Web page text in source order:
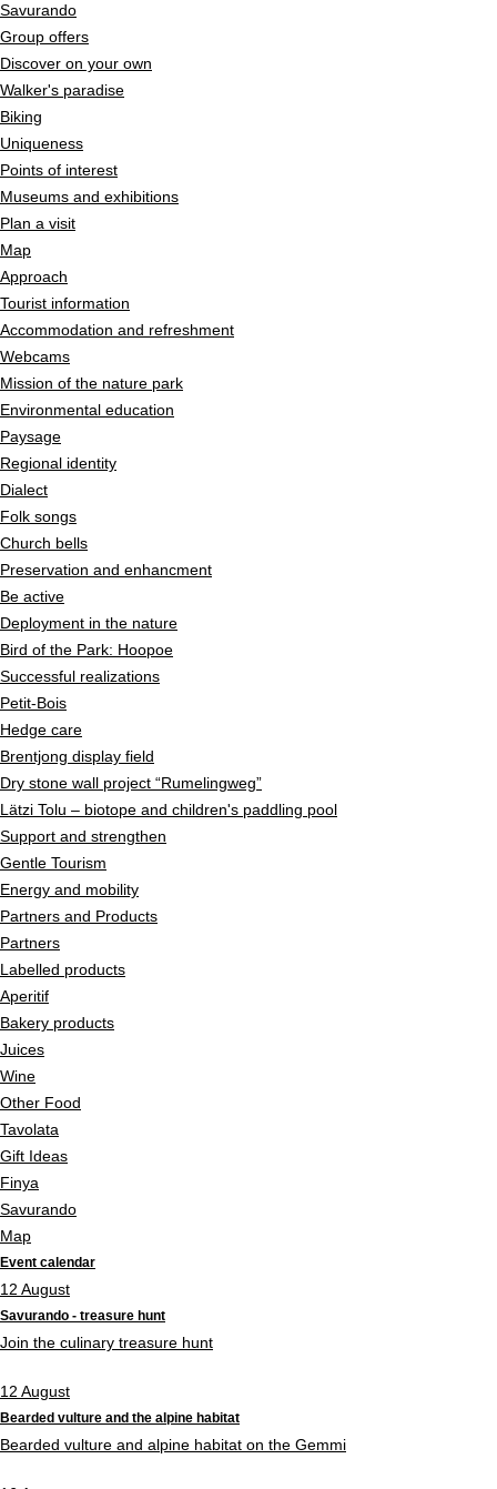
Savurando
Group offers
Discover on your own
Walker's paradise
Biking
Uniqueness
Points of interest
Museums and exhibitions
Plan a visit
Map
Approach
Tourist information
Accommodation and refreshment
Webcams
Mission of the nature park
Environmental education
Paysage
Regional identity
Dialect
Folk songs
Church bells
Preservation and enhancment
Be active
Deployment in the nature
Bird of the Park: Hoopoe
Successful realizations
Petit-Bois
Hedge care
Brentjong display field
Dry stone wall project “Rumelingweg”
Lätzi Tolu – biotope and children's paddling pool
Support and strengthen
Gentle Tourism
Energy and mobility
Partners and Products
Partners
Labelled products
Aperitif
Bakery products
Juices
Wine
Other Food
Tavolata
Gift Ideas
Finya
Savurando
Map
Event calendar
12 August
Savurando - treasure hunt
Join the culinary treasure hunt
12 August
Bearded vulture and the alpine habitat
Bearded vulture and alpine habitat on the Gemmi